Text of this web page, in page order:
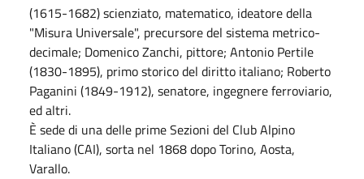
(1615-1682) scienziato, matematico, ideatore della
"Misura Universale", precursore del sistema metrico-
decimale; Domenico Zanchi, pittore; Antonio Pertile
(1830-1895), primo storico del diritto italiano; Roberto
Paganini (1849-1912), senatore, ingegnere ferroviario,
ed altri.
È sede di una delle prime Sezioni del Club Alpino
Italiano (CAI), sorta nel 1868 dopo Torino, Aosta,
Varallo.